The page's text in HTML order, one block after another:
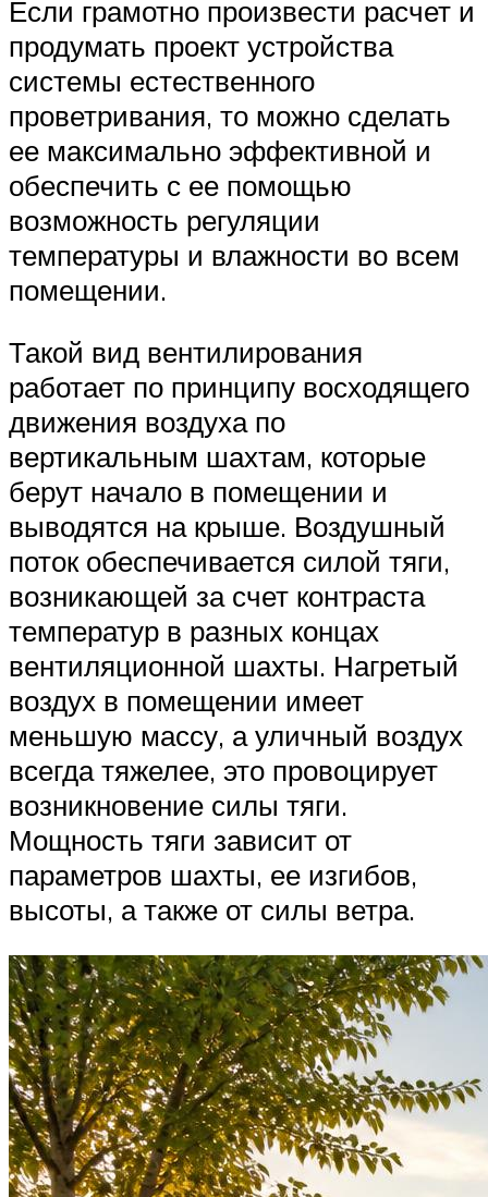
Если грамотно произвести расчет и
продумать проект устройства
системы естественного
проветривания, то можно сделать
ее максимально эффективной и
обеспечить с ее помощью
возможность регуляции
температуры и влажности во всем
помещении.
Такой вид вентилирования
работает по принципу восходящего
движения воздуха по
вертикальным шахтам, которые
берут начало в помещении и
выводятся на крыше. Воздушный
поток обеспечивается силой тяги,
возникающей за счет контраста
температур в разных концах
вентиляционной шахты. Нагретый
воздух в помещении имеет
меньшую массу, а уличный воздух
всегда тяжелее, это провоцирует
возникновение силы тяги.
Мощность тяги зависит от
параметров шахты, ее изгибов,
высоты, а также от силы ветра.